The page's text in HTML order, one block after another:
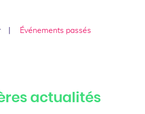
Événements passés
actualités